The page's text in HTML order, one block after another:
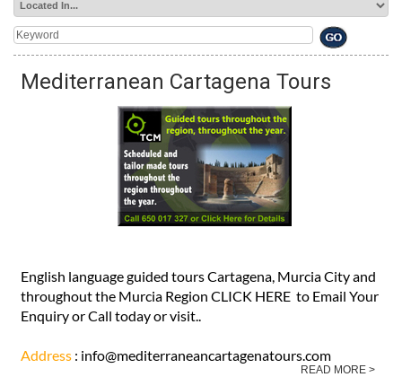
Mediterranean Cartagena Tours
English language guided tours Cartagena, Murcia City and
throughout the Murcia Region CLICK HERE to Email Your
Enquiry or Call today or visit..
Address : info@mediterraneancartagenatours.com
READ MORE >